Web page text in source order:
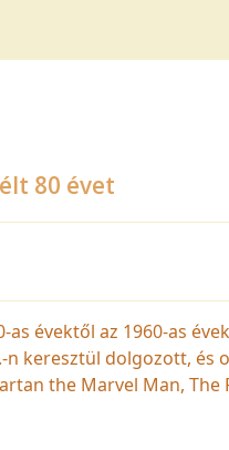
élt 80 évet
évektől az 1960-as
keresztül dolgozott, és
the Marvel Man, The